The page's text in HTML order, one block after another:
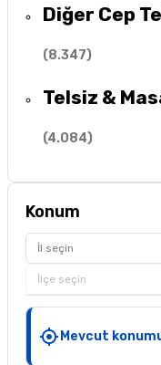
Diğer Cep
(8.347)
Telsiz &
(4.084)
Konum
İl seçin
İlçe seçin
Mevcut